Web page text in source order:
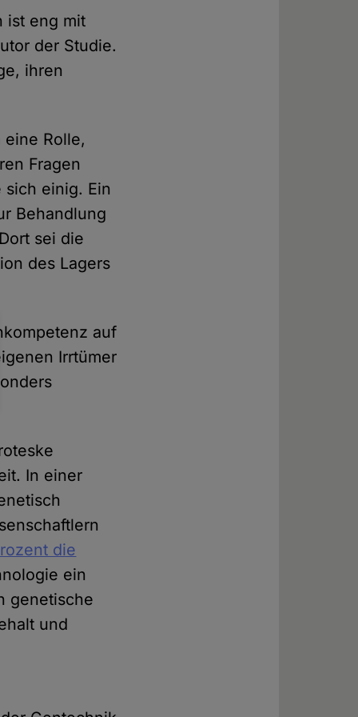
ist eng mit
der Studie.
ihren
Rolle,
Fragen
einig. Ein
Behandlung
sei die
des Lagers
auf
Irrtümer
In einer
die
ein
genetische
und